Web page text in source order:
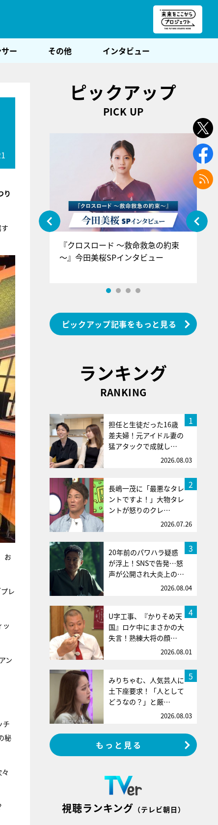
ー その他 インタビュー
り
お
レ
ッ
ン
チ
秘
ピックアップ
PICK UP
インタ
『クロスロード ～救命救急の約束
～』今田美桜SPインタビュー
ピックアップ記事をもっと見る
ランキング
RANKING
1
担任と生徒だった16歳
差夫婦！元アイドル妻の
猛アタックで成就し…
2026.08.03
2
長嶋一茂に「最悪なタレ
ントですよ！」大物タレ
ントが怒りのクレ…
2026.07.26
3
20年前のパワハラ疑惑
が浮上！SNSで告発…怒
声が公開され大炎上の…
2026.08.04
4
U字工事、『かりそめ天
国』ロケ中にまさかの大
失言！熟練大将の顔…
2026.08.01
5
みりちゃむ、人気芸人に
土下座要求！「人として
どうなの？」と厳…
2026.08.03
もっと見る
視聴ランキング （テレビ朝日）